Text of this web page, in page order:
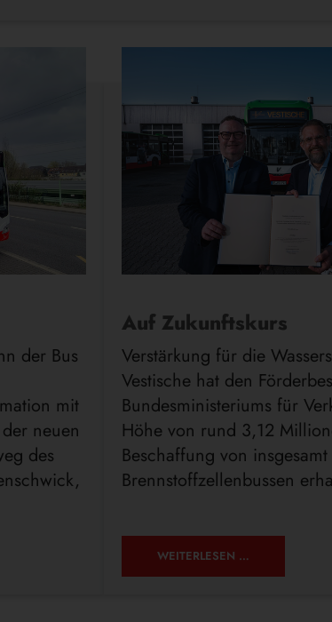
der Bus
mit
neuen
des
Auf Zukunftskurs
Verstärkung für die
Vestische hat den
Bundesministeriums für
Höhe von rund 3,12
Beschaffung von
Brennstoffzellenbussen
WEITERLESEN …AUF